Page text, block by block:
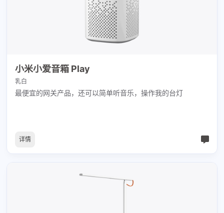
小米小爱音箱 Play
乳白
最便宜的网关产品，还可以简单听音乐，操作我的台灯
详情